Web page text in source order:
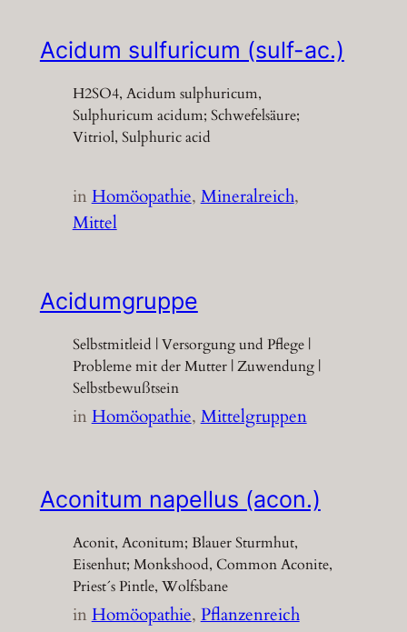
Acidum sulfuricum (sulf-ac.)
H2SO4, Acidum sulphuricum,
Sulphuricum acidum; Schwefelsäure;
Vitriol, Sulphuric acid
inHomöopathie, Mineralreich
Mittel
Acidumgruppe
Selbstmitleid | Versorgung und Pflege |
Probleme mit der Mutter | Zuwendung |
Selbstbewußtsein
inHomöopathie, Mittelgruppen
Aconitum napellus (acon.)
Aconit, Aconitum; Blauer Sturmhut,
Eisenhut; Monkshood, Common Aconite,
Priest´s Pintle, Wolfsbane
inHomöopathie, Pflanzenreich